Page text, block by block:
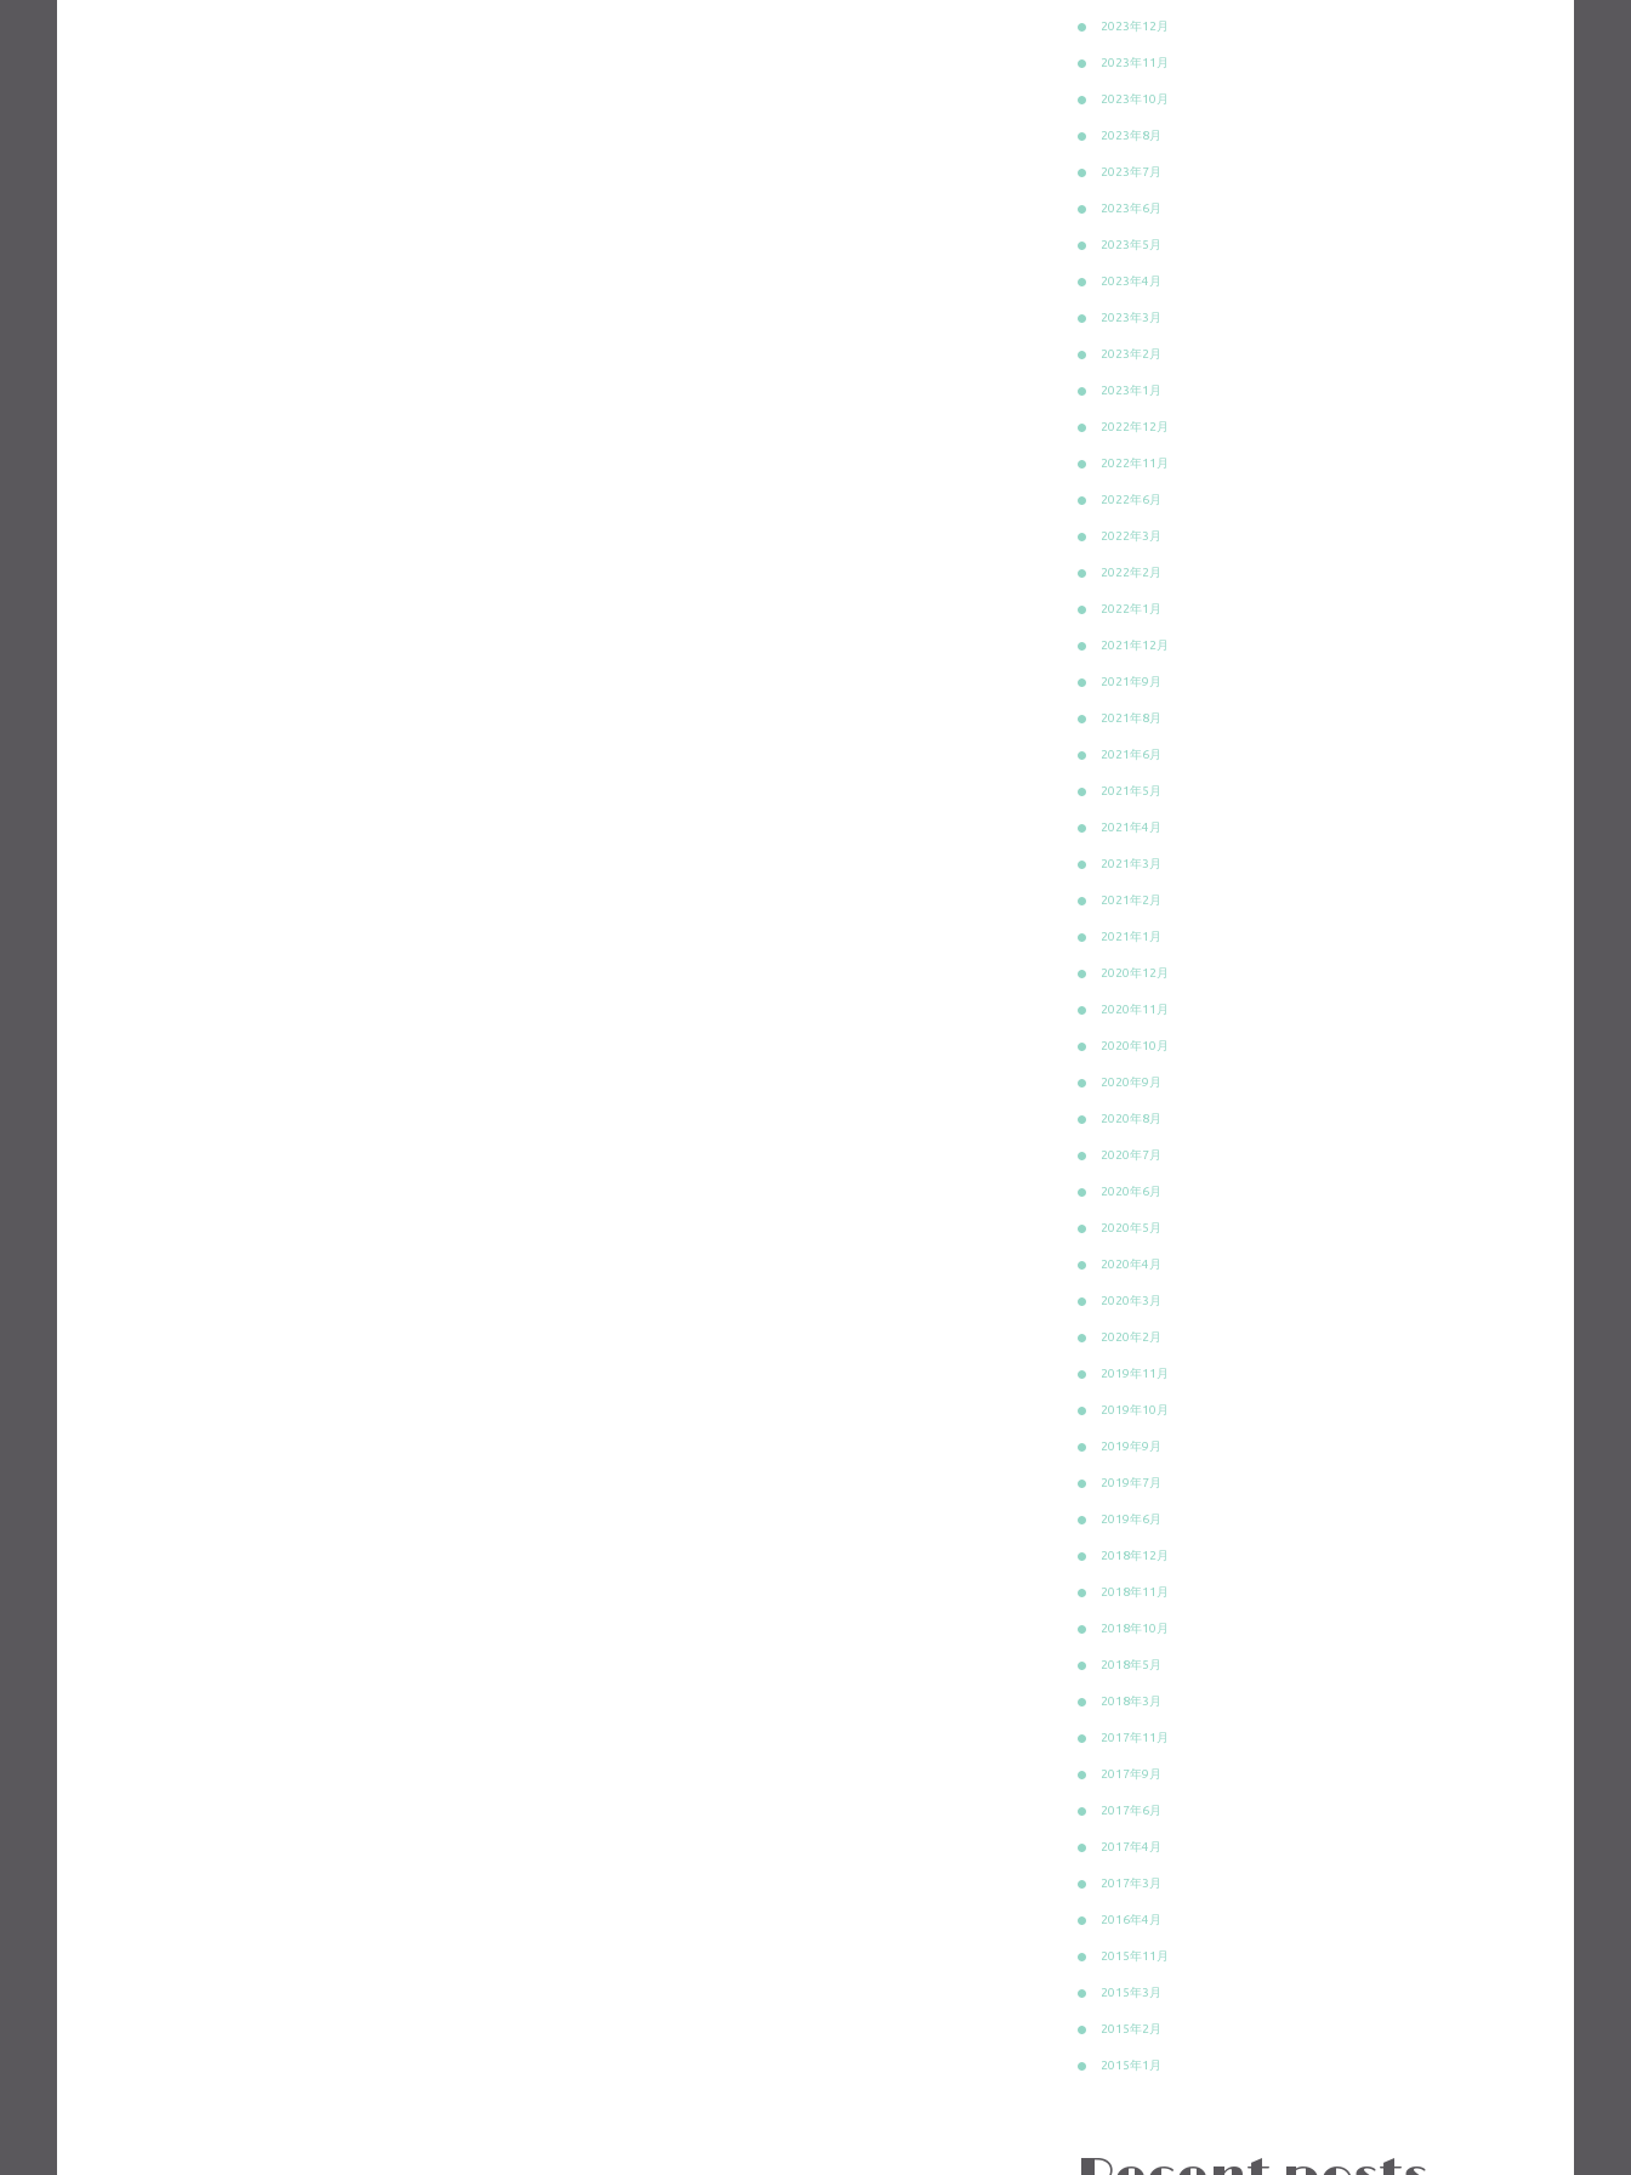
2023年12月
2023年11月
2023年10月
2023年8月
2023年7月
2023年6月
2023年5月
2023年4月
2023年3月
2023年2月
2023年1月
2022年12月
2022年11月
2022年6月
2022年3月
2022年2月
2022年1月
2021年12月
2021年9月
2021年8月
2021年6月
2021年5月
2021年4月
2021年3月
2021年2月
2021年1月
2020年12月
2020年11月
2020年10月
2020年9月
2020年8月
2020年7月
2020年6月
2020年5月
2020年4月
2020年3月
2020年2月
2019年11月
2019年10月
2019年9月
2019年7月
2019年6月
2018年12月
2018年11月
2018年10月
2018年5月
2018年3月
2017年11月
2017年9月
2017年6月
2017年4月
2017年3月
2016年4月
2015年11月
2015年3月
2015年2月
2015年1月